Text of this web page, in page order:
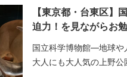
【東京都・台東区】
迫力！を見ながらお
国立科学博物館―地球や
大人にも大人気の上野